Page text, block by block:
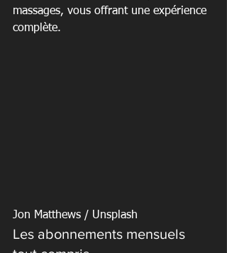
massages, vous offrant une expérience
complète.
Jon Matthews / Unsplash
Les abonnements mensuels